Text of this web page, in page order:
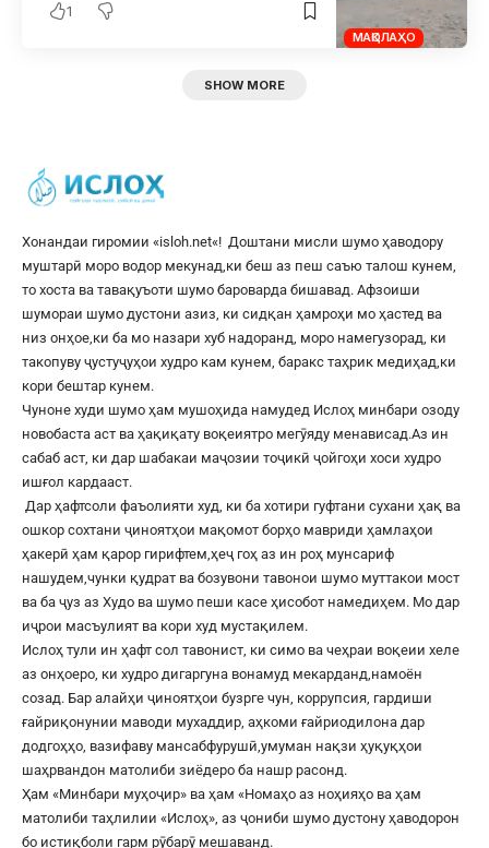
МАҚОЛАҲО
1
SHOW MORE
Хонандаи гиромии «isloh.net«! Доштани мисли шумо ҳаводору
муштарӣ моро водор мекунад,ки беш аз пеш саъю талош кунем,
то хоста ва тавақуъоти шумо бароварда бишавад. Афзоиши
шумораи шумо дустони азиз, ки сидқан ҳамроҳи мо ҳастед ва
низ онҳое,ки ба мо назари хуб надоранд, моро намегузорад, ки
такопуву ҷустуҷуҳои худро кам кунем, баракс таҳрик медиҳад,ки
кори бештар кунем.
Чуноне худи шумо ҳам мушоҳида намудед Ислоҳ минбари озоду
новобаста аст ва ҳақиқату воқеиятро мегӯяду менависад.Аз ин
сабаб аст, ки дар шабакаи маҷозии тоҷикӣ ҷойгоҳи хоси худро
ишғол кардааст.
Дар ҳафтсоли фаъолияти худ, ки ба хотири гуфтани сухани ҳақ ва
ошкор сохтани ҷиноятҳои мақомот борҳо мавриди ҳамлаҳои
ҳакерӣ ҳам қарор гирифтем,ҳеҷ гоҳ аз ин роҳ мунсариф
нашудем,чунки қудрат ва бозувони тавонои шумо муттакои мост
ва ба ҷуз аз Худо ва шумо пеши касе ҳисобот намедиҳем. Мо дар
иҷрои масъулият ва кори худ мустақилем.
Ислоҳ тули ин ҳафт сол тавонист, ки симо ва чеҳраи воқеии хеле
аз онҳоеро, ки худро дигаргуна вонамуд мекарданд,намоён
созад. Бар алайҳи ҷиноятҳои бузрге чун, коррупсия, гардиши
ғайриқонунии маводи мухаддир, аҳкоми ғайриодилона дар
додгоҳҳо, вазифаву мансабфурушӣ,умуман нақзи ҳуқуқҳои
шаҳрвандон матолиби зиёдеро ба нашр расонд.
Ҳам «Минбари муҳоҷир» ва ҳам «Номаҳо аз ноҳияҳо ва ҳам
матолиби таҳлилии «Ислоҳ», аз ҷониби шумо дустону ҳаводорон
бо истиқболи гарм рӯбарӯ мешаванд.